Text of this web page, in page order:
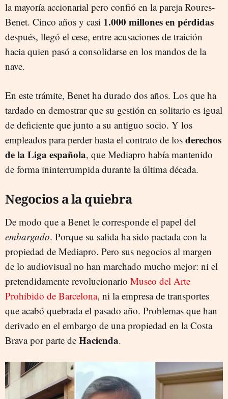
la mayoría accionarial pero confió en la pareja Roures-
Benet. Cinco años y casi 1.000 millones en pérdidas
después, llegó el cese, entre acusaciones de traición
hacia quien pasó a consolidarse en los mandos de la
nave.
En este trámite, Benet ha durado dos años. Los que ha
tardado en demostrar que su gestión en solitario es igual
de deficiente que junto a su antiguo socio. Y los
empleados para perder hasta el contrato de los derechos
de la Liga española, que Mediapro había mantenido
de forma ininterrumpida durante la última década.
Negocios a la quiebra
De modo que a Benet le corresponde el papel del
embargado. Porque su salida ha sido pactada con la
propiedad de Mediapro. Pero sus negocios al margen
de lo audiovisual no han marchado mucho mejor: ni el
pretendidamente revolucionario Museo del Arte
Prohibido de Barcelona, ni la empresa de transportes
que acabó quebrada el pasado año. Problemas que han
derivado en el embargo de una propiedad en la Costa
Brava por parte de Hacienda.